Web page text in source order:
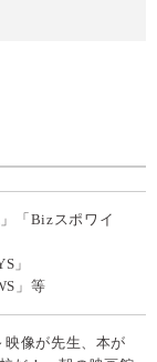
「Bizスポワイ
」
」等
映像が先生、本が